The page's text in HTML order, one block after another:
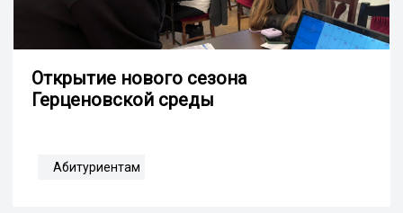
Открытие нового сезона
Герценовской среды
Абитуриентам